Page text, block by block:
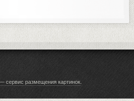
сервис размещения картинок.